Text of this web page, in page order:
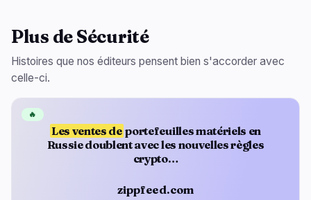
Plus de Sécurité
Histoires que nos éditeurs pensent bien s'accorder avec
celle-ci.
Les ventes de portefeuilles matériels en
Russie doublent avec les nouvelles règles
crypto…
zippfeed.com
🔥